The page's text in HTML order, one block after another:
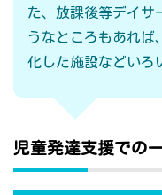
た、放課後等デイサ
うなところもあれば
化した施設などいろ
児童発達支援での